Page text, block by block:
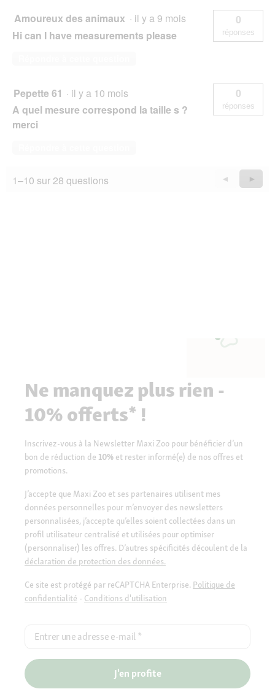
Amoureux des animaux · il y a 9 mois
Hi can I have measurements please
0
réponses
Pepette 61 · il y a 10 mois
A quel mesure correspond la taille s ?
merci
0
réponses
1–10 sur 28 questions
Précédent
Questions
◄ ►
Ne manquez plus rien -
10% offerts* !
Inscrivez-vous à la Newsletter Maxi Zoo pour bénéficier d’un
bon de réduction de 10% et rester informé(e) de nos offres et
promotions.
J’accepte que Maxi Zoo et ses partenaires utilisent mes
données personnelles pour m’envoyer des newsletters
personnalisées, j’accepte qu’elles soient collectées dans un
profil utilisateur centralisé et utilisées pour optimiser
(personnaliser) les offres. D’autres spécificités découlent de la
déclaration de protection des données.
Ce site est protégé par reCAPTCHA Enterprise. Politique de
confidentialité - Conditions d'utilisation
Entrer une adresse e-mail *
J'en profite